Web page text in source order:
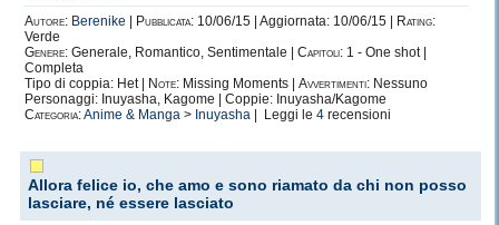
Autore: Berenike Pubblicata: 10/06/15 | Aggiornata: 10/06/15 |
Rating:
Verde
Genere: Generale, Romantico, Sentimentale | Capitoli: 1 - One shot |
Completa
Tipo di coppia: Het |
Note: Missing Moments | Avvertimenti: Nessuno
Personaggi: Inuyasha, Kagome | Coppie: Inuyasha/Kagome
Categoria:Anime & Manga > Inuyasha | Leggi le 4 recensioni
Allora felice io, che amo e sono riamato da chi non posso
lasciare, né essere lasciato